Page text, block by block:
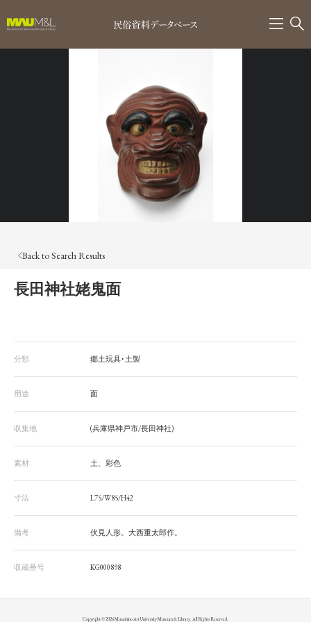
Back to Search Results
長田神社姥鬼面
分類 郷土玩具･土製
用途 面
収集地 (兵庫県神戸市/長田神社)
素材 土、彩色
寸法 L75/W85/H42
備考 伏見人形。大西重太郎作。
収蔵番号 KG000898
Copyright © 2026 Musashino Art University Museum & Library. All Rights Reserved.